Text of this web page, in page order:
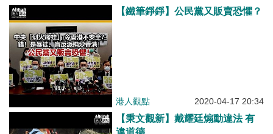
【鐵筆錚錚】公民黨又販賣恐懼？
港人觀點 2020-04-17 20:34
【秉文觀新】戴耀廷煽動違法 有
違道德